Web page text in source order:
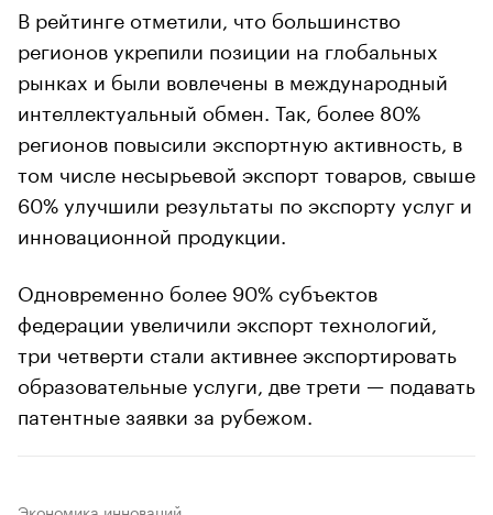
В рейтинге отметили, что большинство
регионов укрепили позиции на глобальных
рынках и были вовлечены в международный
интеллектуальный обмен. Так, более 80%
регионов повысили экспортную активность, в
том числе несырьевой экспорт товаров, свыше
60% улучшили результаты по экспорту услуг и
инновационной продукции.
Одновременно более 90% субъектов
федерации увеличили экспорт технологий,
три четверти стали активнее экспортировать
образовательные услуги, две трети — подавать
патентные заявки за рубежом.
Экономика инноваций